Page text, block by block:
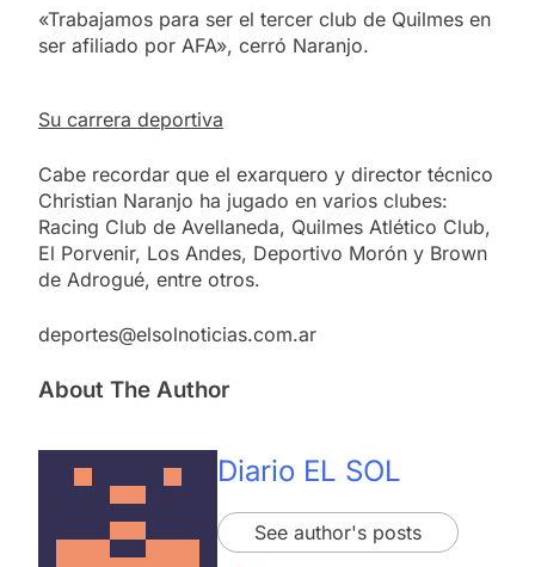
«Trabajamos para ser el tercer club de Quilmes en
ser afiliado por AFA», cerró Naranjo.
Su carrera deportiva
Cabe recordar que el exarquero y director técnico
Christian Naranjo ha jugado en varios clubes:
Racing Club de Avellaneda, Quilmes Atlético Club,
El Porvenir, Los Andes, Deportivo Morón y Brown
de Adrogué, entre otros.
deportes@elsolnoticias.com.ar
About The Author
Diario EL SOL
See author's posts